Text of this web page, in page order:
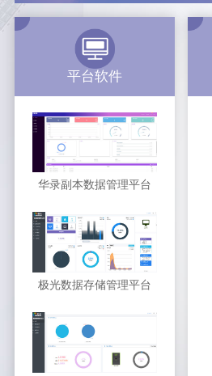
平台软件
华录副本数据管理平台
极光数据存储管理平台